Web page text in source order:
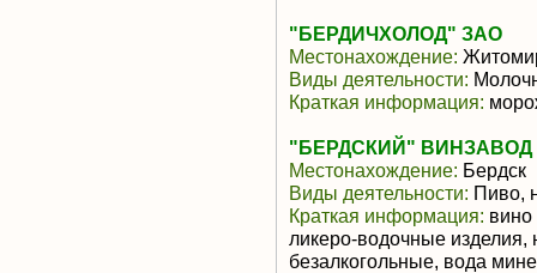
"БЕРДИЧХОЛОД" ЗАО
Местонахождение:
Виды деятельности:
Краткая информация:
"БЕРДСКИЙ" ВИНЗАВОД
Местонахождение: Бердск
Виды деятельности: Пиво,
Краткая информация: вино
ликеро-водочные изделия,
безалкогольные, вода